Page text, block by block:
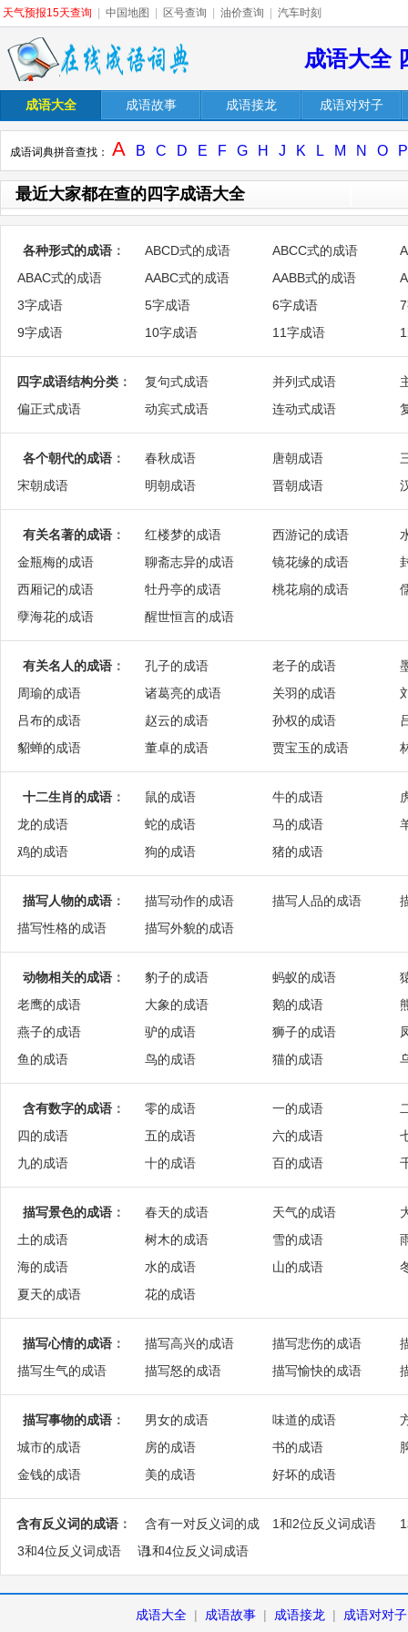
天气预报15天查询 中国地图 区号查询 油价查询 汽车时刻
成语大全
成语大全 成语故事 成语接龙 成语对对子
成语词典拼音查找： A B C D E F G H J K L M N O P
最近大家都在查的四字成语大全
各种形式的成语 ： ABCD式的成语 ABCC式的成语
ABAC式的成语
AABC式的成语 AABB式的成语
3字成语
5字成语 6字成语
9字成语
10字成语 11字成语
四字成语结构分类 ： 复句式成语 并列式成语
偏正式成语
动宾式成语 连动式成语
各个朝代的成语 ： 春秋成语 唐朝成语
宋朝成语
明朝成语 晋朝成语
有关名著的成语 ： 红楼梦的成语 西游记的成语
金瓶梅的成语
聊斋志异的成语 镜花缘的成语
西厢记的成语
牡丹亭的成语 桃花扇的成语
孽海花的成语
醒世恒言的成语
有关名人的成语 ： 孔子的成语 老子的成语
周瑜的成语
诸葛亮的成语 关羽的成语
吕布的成语
赵云的成语 孙权的成语
貂蝉的成语
董卓的成语 贾宝玉的成语
十二生肖的成语 ： 鼠的成语 牛的成语
龙的成语
蛇的成语 马的成语
鸡的成语
狗的成语 猪的成语
描写人物的成语 ： 描写动作的成语 描写人品的成语
描写性格的成语
描写外貌的成语
动物相关的成语 ： 豹子的成语 蚂蚁的成语
老鹰的成语
大象的成语 鹅的成语
燕子的成语
驴的成语 狮子的成语
鱼的成语
鸟的成语 猫的成语
含有数字的成语 ： 零的成语 一的成语
四的成语
五的成语 六的成语
九的成语
十的成语 百的成语
描写景色的成语 ： 春天的成语 天气的成语
土的成语
树木的成语 雪的成语
海的成语
水的成语 山的成语
夏天的成语
花的成语
描写心情的成语 ： 描写高兴的成语 描写悲伤的成语
描写生气的成语
描写怒的成语 描写愉快的成语
描写事物的成语 ： 男女的成语 味道的成语
城市的成语
房的成语 书的成语
金钱的成语
美的成语 好坏的成语
含有反义词的成语 ：
含有一对反义词的成
语
1和2位反义词成语
3和4位反义词成语
1和4位反义词成语
成语大全 | 成语故事 | 成语接龙 |
成语对对子